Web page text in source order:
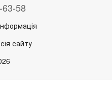
58
сайту